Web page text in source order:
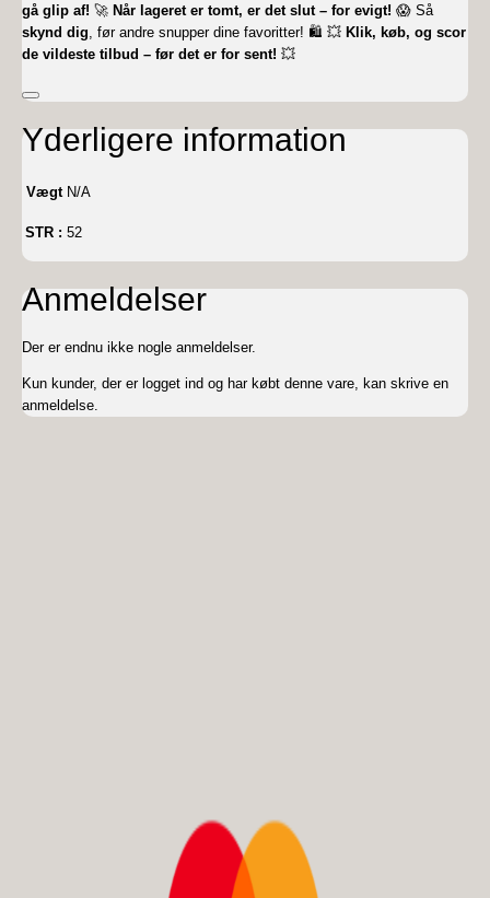
gå glip af! 🚀 Når lageret er tomt, er det slut – for evigt! 😱 Så
skynd dig , før andre snupper dine favoritter! 🛍️ 💥 Klik, køb, og scor
de vildeste tilbud – før det er for sent! 💥
Yderligere information
Vægt N/A
STR : 52
Anmeldelser
Der er endnu ikke nogle anmeldelser.
Kun kunder, der er logget ind og har købt denne vare, kan skrive en
anmeldelse.